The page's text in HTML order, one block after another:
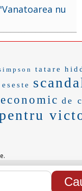
nu
tatare
eseste
economic de